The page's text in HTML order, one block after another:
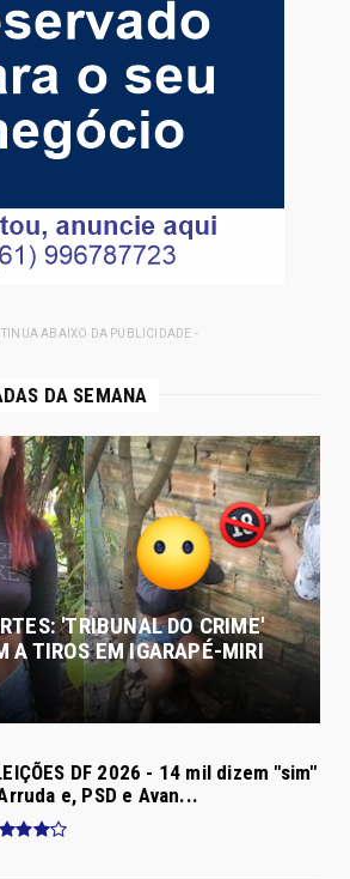
ABAIXO DA PUBLICIDADE -
DA SEMANA
'TRIBUNAL DO CRIME'
A TIROS EM IGARAPÉ-MIRI
DF 2026 - 14 mil dizem "sim"
e, PSD e Avan...